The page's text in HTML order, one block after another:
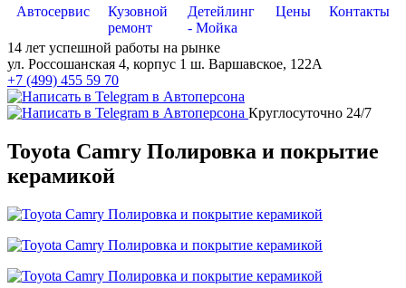
Автосервис
Кузовной
ремонт
Детейлинг
- Мойка
Цены Контакты
14 лет успешной работы на рынке
ул. Россошанская 4, корпус 1 ш. Варшавское, 122А
+7 (499) 455 59 70
Круглосуточно 24/7
Toyota Camry Полировка и покрытие
керамикой